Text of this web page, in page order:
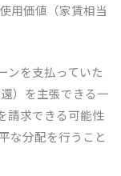
用価値（家賃相当
ンを支払っていた
）を主張できる一
請求できる可能性
な分配を行うこと